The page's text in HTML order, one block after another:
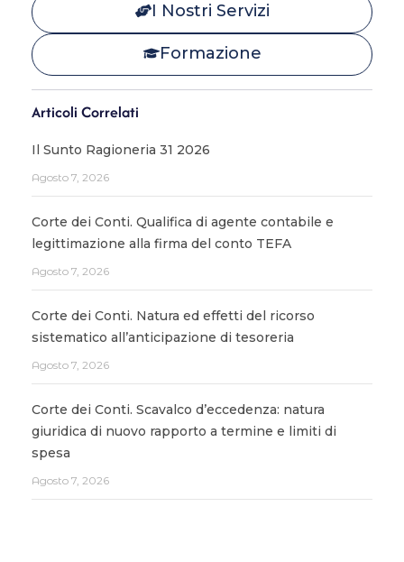
I Nostri Servizi
Formazione
Articoli Correlati
Il Sunto Ragioneria 31 2026
Agosto 7, 2026
Corte dei Conti. Qualifica di agente contabile e
legittimazione alla firma del conto TEFA
Agosto 7, 2026
Corte dei Conti. Natura ed effetti del ricorso
sistematico all’anticipazione di tesoreria
Agosto 7, 2026
Corte dei Conti. Scavalco d’eccedenza: natura
giuridica di nuovo rapporto a termine e limiti di
spesa
Agosto 7, 2026